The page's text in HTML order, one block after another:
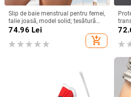
Slip de baie menstrual pentru femei,
talie joasă, model solid; țesătură
principală nylon 85%, căptușeală
74.96 Lei
add_shopping_cart